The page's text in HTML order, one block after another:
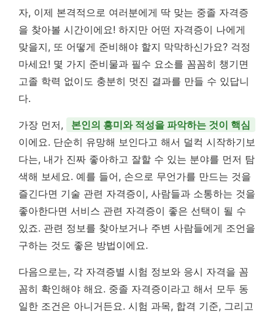
자, 이제 본격적으로 여러분에게 딱 맞는 중졸 자격증
을 찾아볼 시간이에요! 하지만 어떤 자격증이 나에게
맞을지, 또 어떻게 준비해야 할지 막막하신가요? 걱정
마세요! 몇 가지 준비물과 필수 요소를 꼼꼼히 챙기면
고졸 학력 없이도 충분히 멋진 결과를 만들 수 있답니
다.
가장 먼저,
본인의 흥미와 적성을 파악하는 것이 핵심
이에요. 단순히 유망해 보인다고 해서 덜컥 시작하기보
다는, 내가 진짜 좋아하고 잘할 수 있는 분야를 먼저 탐
색해 보세요. 예를 들어, 손으로 무언가를 만드는 것을
즐긴다면 기술 관련 자격증이, 사람들과 소통하는 것을
좋아한다면 서비스 관련 자격증이 좋은 선택이 될 수
있죠. 관련 정보를 찾아보거나 주변 사람들에게 조언을
구하는 것도 좋은 방법이에요.
다음으로는, 각 자격증별 시험 정보와 응시 자격을 꼼
꼼히 확인해야 해요. 중졸 자격증이라고 해서 모두 동
일한 조건은 아니거든요. 시험 과목, 합격 기준, 그리고